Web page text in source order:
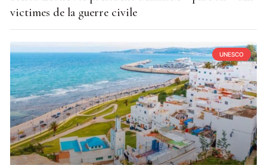
victimes de la guerre civile
UNESCO